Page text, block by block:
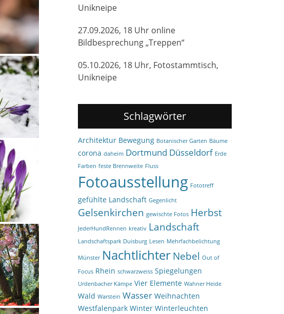
Unikneipe
27.09.2026, 18 Uhr online
Bildbesprechung „Treppen“
05.10.2026, 18 Uhr, Fotostammtisch,
Unikneipe
Schlagwörter
Architektur Bewegung Botanischer Garten Bäume
corona daheim Dortmund Düsseldorf Erde
Farben feste Brennweite Fluss
Fotoausstellung Fototreff
gefühlte Landschaft Gegenlicht
Gelsenkirchen gewischte Fotos Herbst
JederHundRennen kreativ Landschaft
Landschaftspark Duisburg Lesen Mehrfachbelichtung
Münster NachtlichterNebel Out of
Focus Rhein schwarzweiss Spiegelungen
Urdenbacher Kämpe Vier Elemente Wahner Heide
Wald Warstein Wasser Weihnachten
Westfalenpark Winter Winterleuchten